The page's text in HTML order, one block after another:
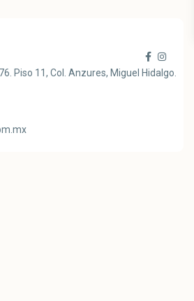
Piso 11, Col. Anzures, Miguel Hidalgo.